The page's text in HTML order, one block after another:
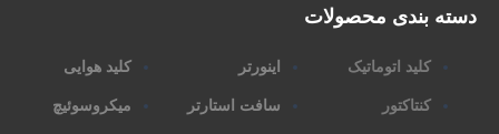
بندی محصولات
کلید اتوماتیک
کنتاکتور
اینورتر
سافت استارتر
کلید هوایی
میکروسوئیچ